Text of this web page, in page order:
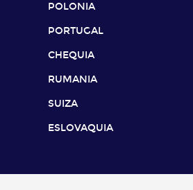
POLONIA
PORTUGAL
CHEQUIA
RUMANIA
SUIZA
ESLOVAQUIA